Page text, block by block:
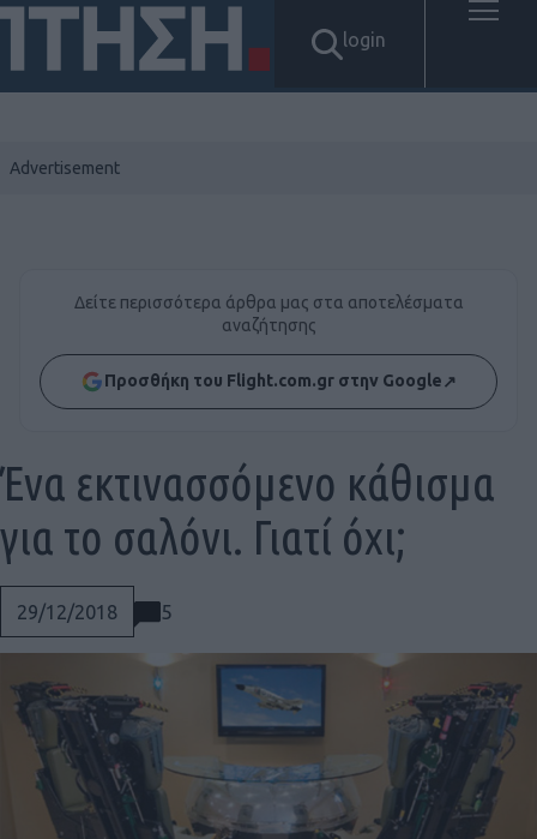
login
Δείτε περισσότερα άρθρα μας στα αποτελέσματα
αναζήτησης
Προσθήκη του Flight.com.gr στην Google↗
29/12/2018 5
Ένα εκτινασσόμενο κάθισμα
για το σαλόνι. Γιατί όχι;